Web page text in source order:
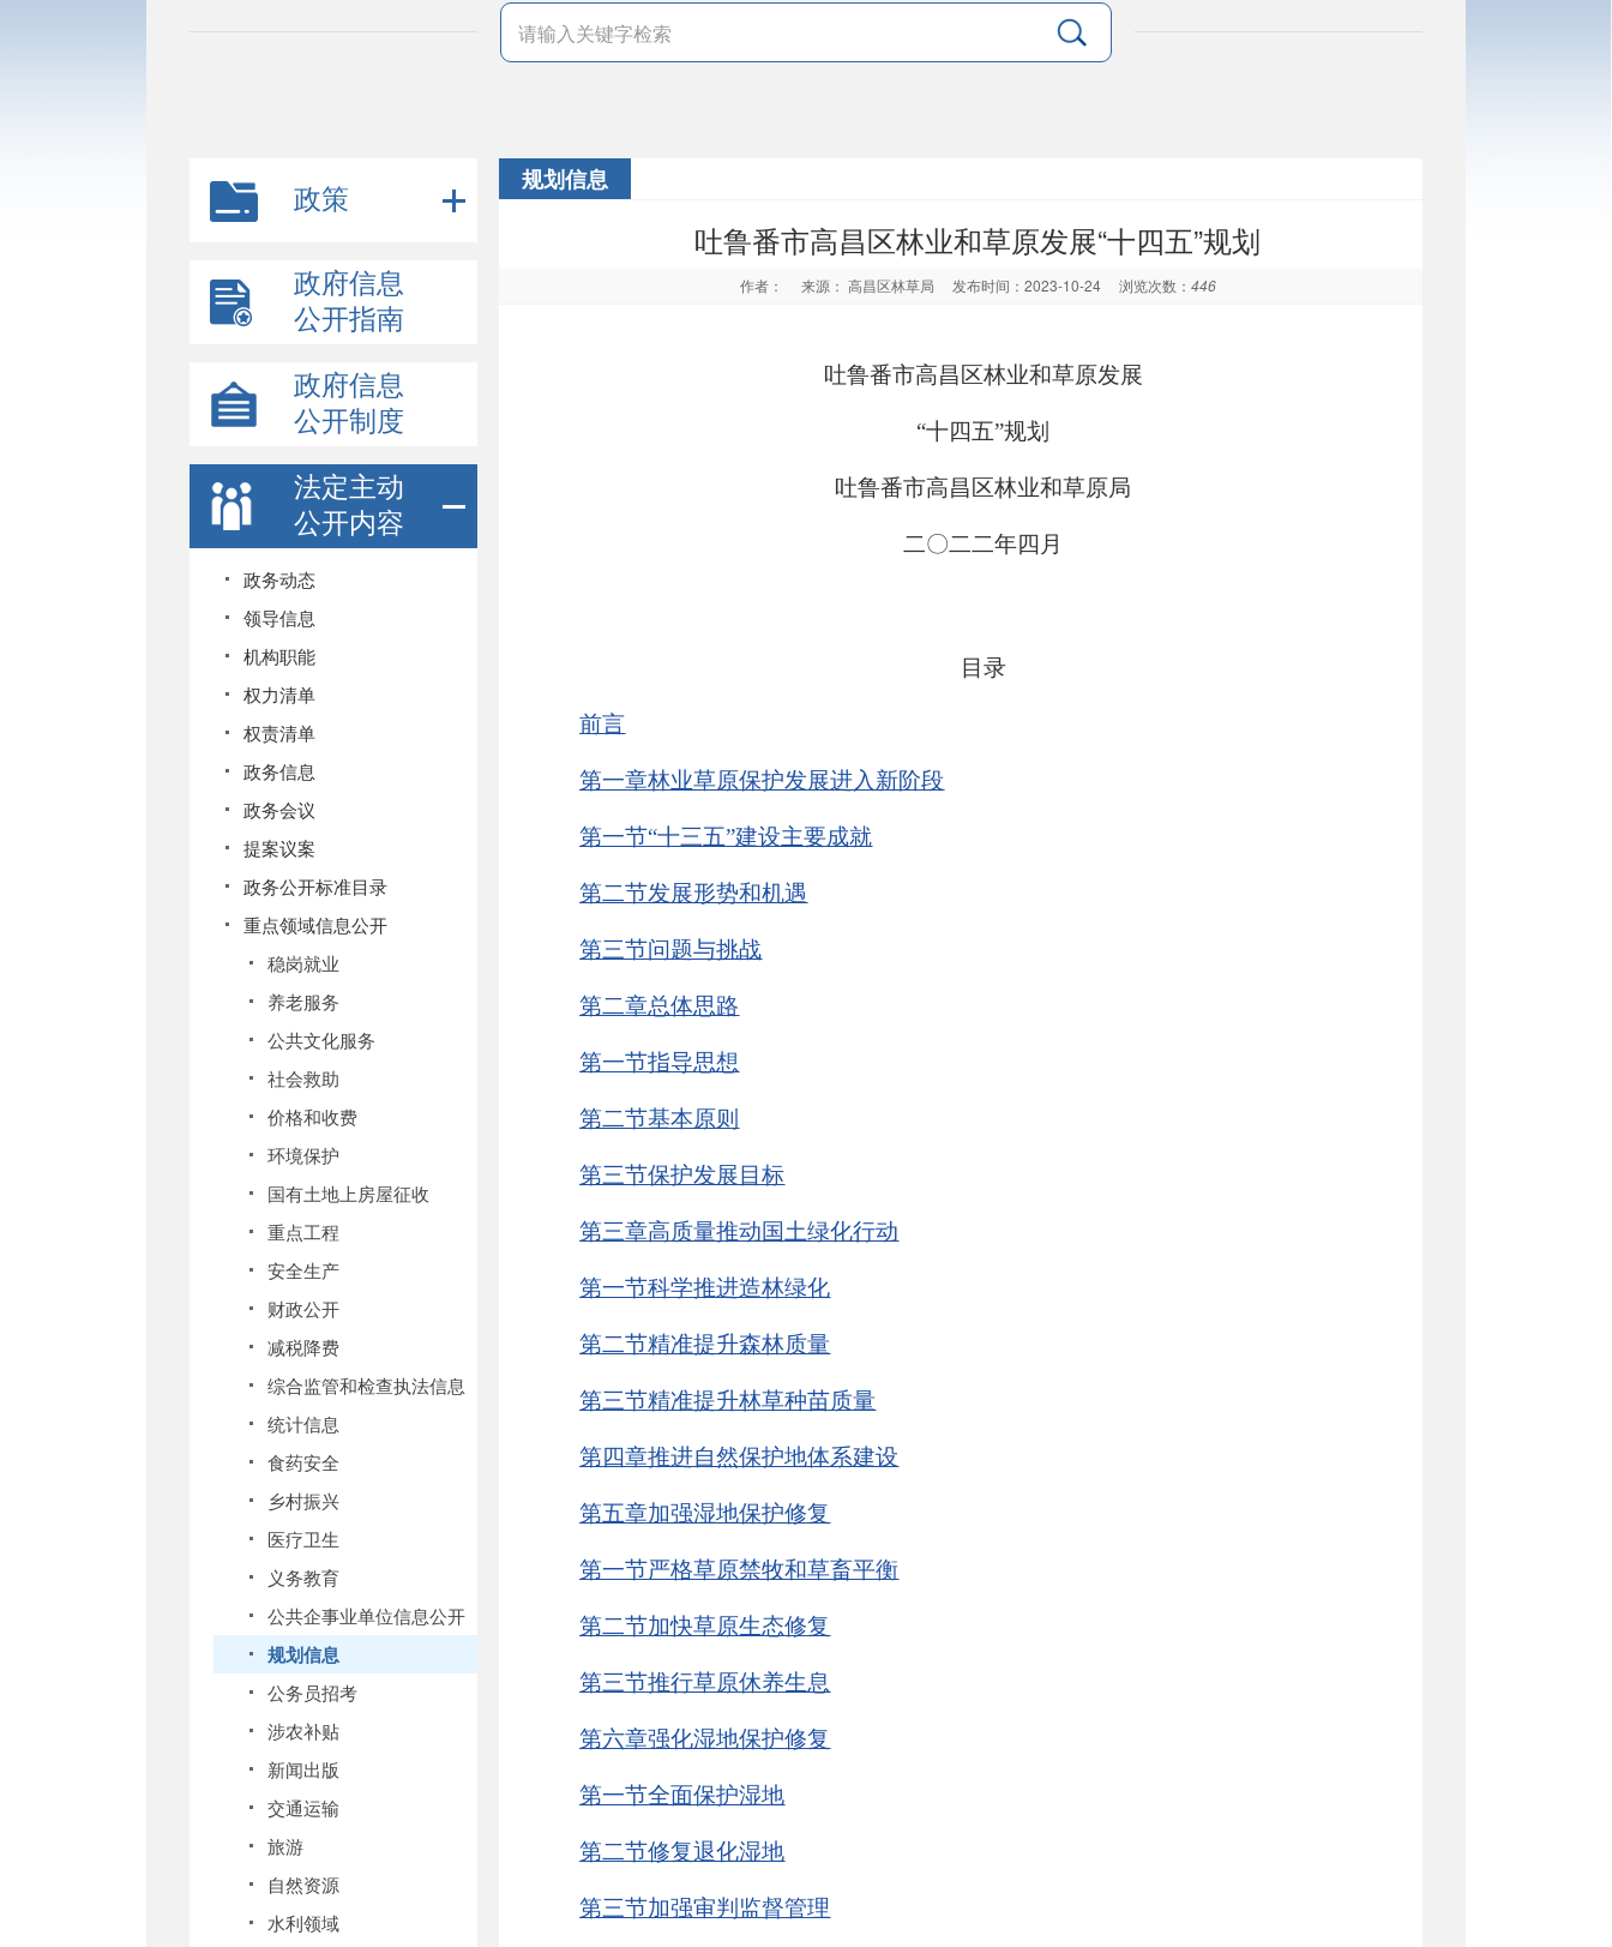
政策
政府信息
公开指南
政府信息
公开制度
法定主动
公开内容
政务动态
领导信息
机构职能
权力清单
权责清单
政务信息
政务会议
提案议案
政务公开标准目录
重点领域信息公开
稳岗就业
养老服务
公共文化服务
社会救助
价格和收费
环境保护
国有土地上房屋征收
重点工程
安全生产
财政公开
减税降费
综合监管和检查执法信息
统计信息
食药安全
乡村振兴
医疗卫生
义务教育
公共企事业单位信息公开
规划信息
公务员招考
涉农补贴
新闻出版
交通运输
旅游
自然资源
水利领域
规划信息
吐鲁番市高昌区林业和草原发展“十四五”规划
作者： 来源： 高昌区林草局 发布时间：2023-10-24 浏览次数： 446
吐鲁番市高昌区林业和草原发展
“十四五”规划
吐鲁番市高昌区林业和草原局
二〇二二年四月
目 录
前言
第一章林业草原保护发展进入新阶段
第一节“十三五”建设主要成就
第二节发展形势和机遇
第三节问题与挑战
第二章总体思路
第一节指导思想
第二节基本原则
第三节保护发展目标
第三章高质量推动国土绿化行动
第一节科学推进造林绿化
第二节精准提升森林质量
第三节精准提升林草种苗质量
第四章推进自然保护地体系建设
第五章加强湿地保护修复
第一节严格草原禁牧和草畜平衡
第二节加快草原生态修复
第三节推行草原休养生息
第六章强化湿地保护修复
第一节全面保护湿地
第二节修复退化湿地
第三节加强审判监督管理